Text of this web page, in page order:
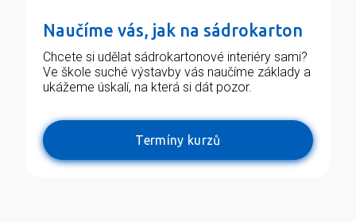
Naučíme vás, jak na sádrokarton
Chcete si udělat sádrokartonové interiéry sami?
Ve škole suché výstavby vás naučíme základy a
ukážeme úskalí, na která si dát pozor.
Termíny kurzů